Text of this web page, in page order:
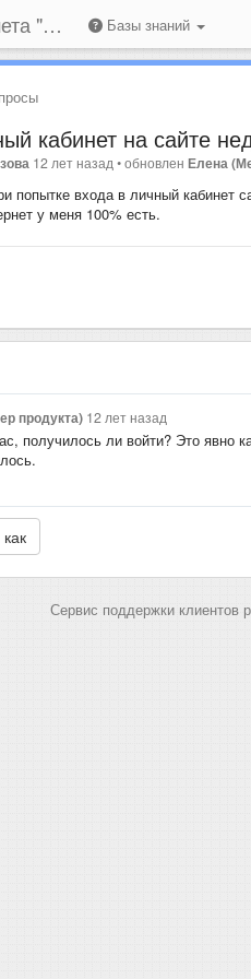
Система онлайн-учета "Большая Птица" Базы знаний
кабинет на сайте
12 лет назад •обновленЕлена
попытке входа в личный кабинет
у меня 100% есть.
продукта) 12 лет назад
получилось ли войти? Это явно
Сервис поддержки клиентов